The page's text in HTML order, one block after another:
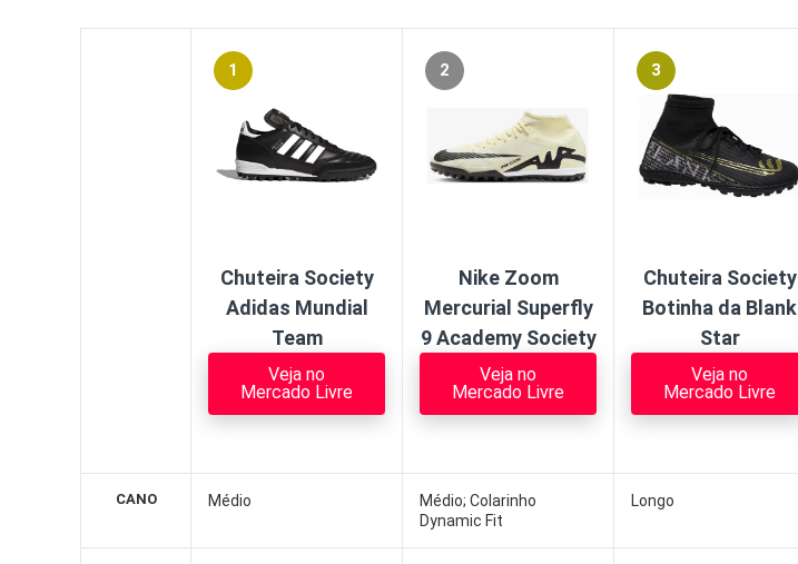
CANO
1
Chuteira Society
Adidas Mundial
Team
Veja no
Mercado Livre
Médio
2
Nike Zoom
Mercurial Superfly
9 Academy Society
Veja no
Mercado Livre
Médio; Colarinho
Dynamic Fit
3
Chuteira Society
Botinha da Blank
Star
Veja no
Mercado Livre
Longo